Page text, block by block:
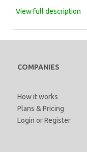
View full description
COMPANIES
How it works
Plans & Pricing
Login orRegister